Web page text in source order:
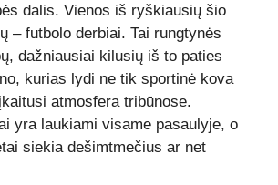
dalis. Vienos iš ryškiausių šio
– futbolo derbiai. Tai rungtynės
dažniausiai kilusių iš to paties
kurias lydi ne tik sportinė kova
atmosfera tribūnose.
yra laukiami visame pasaulyje, o
siekia dešimtmečius ar net